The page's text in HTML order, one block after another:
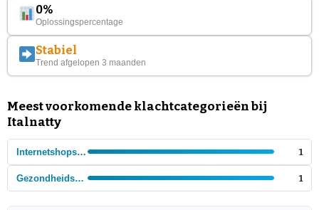
0%
Oplossingspercentage
Stabiel
Trend afgelopen 3 maanden
Meest voorkomende klachtcategorieën bij
Italnatty
Internetshops - Voeding en dranken 1
Gezondheidswinkels 1